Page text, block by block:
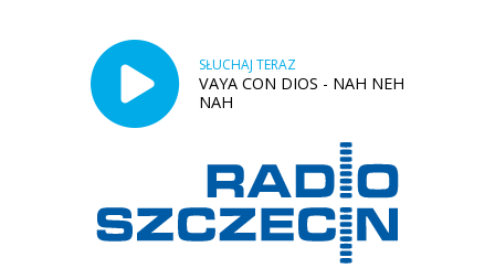
SŁUCHAJ TERAZ
VAYA CON DIOS - NAH NEH
NAH